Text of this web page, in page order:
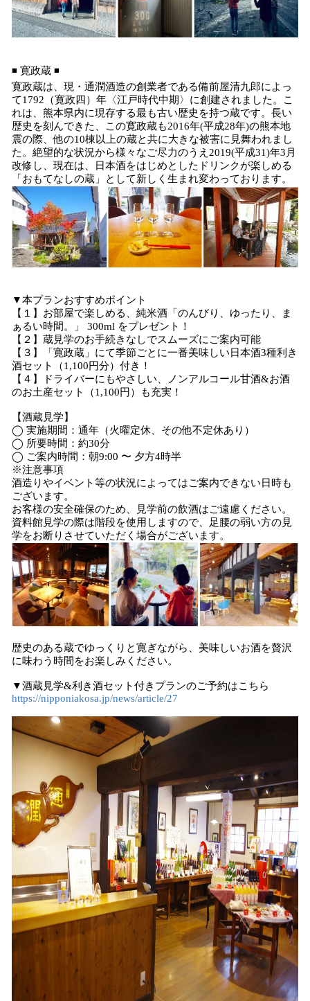
◾️ 寛政蔵 ◾️
寛政蔵は、現・通潤酒造の創業者である備前屋清九郎によっ
て1792（寛政四）年〈江戸時代中期〉に創建されました。こ
れは、熊本県内に現存する最も古い歴史を持つ蔵です。長い
歴史を刻んできた、この寛政蔵も2016年(平成28年)の熊本地
震の際、他の10棟以上の蔵と共に大きな被害に見舞われまし
た。絶望的な状況から様々なご尽力のうえ2019(平成31)年3月
改修し、現在は、日本酒をはじめとしたドリンクが楽しめる
「おもてなしの蔵」として新しく生まれ変わっております。
▼本プランおすすめポイント
【１】お部屋で楽しめる、純米酒「のんびり、ゆったり、ま
ぁるい時間。」 300ml をプレゼント！
【２】蔵見学のお手続きなしでスムーズにご案内可能
【３】「寛政蔵」にて季節ごとに一番美味しい日本酒3種利き
酒セット（1,100円分）付き！
【４】ドライバーにもやさしい、ノンアルコール甘酒&お酒
のお土産セット（1,100円）も充実！
【酒蔵見学】
◯ 実施期間：通年（火曜定休、その他不定休あり）
◯ 所要時間：約30分
◯ ご案内時間：朝9:00 〜 夕方4時半
※注意事項
酒造りやイベント等の状況によってはご案内できない日時も
ございます。
お客様の安全確保のため、見学前の飲酒はご遠慮ください。
資料館見学の際は階段を使用しますので、足腰の弱い方の見
学をお断りさせていただく場合がございます。
歴史のある蔵でゆっくりと寛ぎながら、美味しいお酒を贅沢
に味わう時間をお楽しみください。
▼酒蔵見学&利き酒セット付きプランのご予約はこちら
https://nipponiakosa.jp/news/article/27